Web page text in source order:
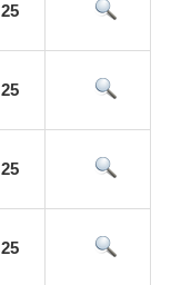
25
25
25
25